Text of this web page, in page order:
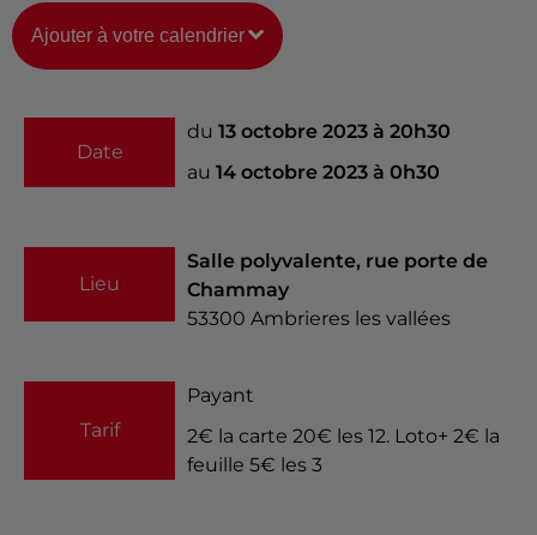
Ajouter à votre calendrier
Date
du 13 octobre 2023 à 20h30
au 14 octobre 2023 à 0h30
Lieu
Salle polyvalente, rue porte de
Chammay
53300 Ambrieres les vallées
Tarif
Payant
2€ la carte 20€ les 12. Loto+ 2€ la
feuille 5€ les 3